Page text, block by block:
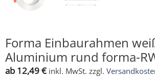
Forma Einbaurahmen
Aluminium rund forma-
ab12,49€ inkl. MwSt. zzgl.